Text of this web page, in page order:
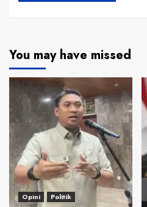
You may have missed
Opini Politik